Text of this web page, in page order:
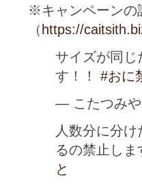
※キャンペーンの
（ https://
サイズが同
す！！ #おに
— こたつみ
人数分に分
るの禁止しま
と